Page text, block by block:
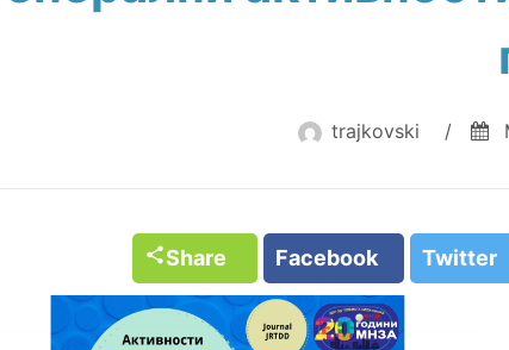
trajkovski /
Share Facebook Twitter